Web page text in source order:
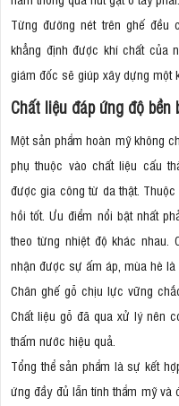
Từng đường nét trên ghế đều
khẳng định được khí chất của
giám đốc sẽ giúp xây dựng một
Chất liệu đáp ứng độ bền
Một sản phẩm hoàn mỹ không
phụ thuộc vào chất liệu cấu
được gia công từ da thật.
hồi tốt. Ưu điểm nổi bật nhất
theo từng nhiệt độ khác nhau.
nhận được sự ấm áp, mùa hè là
Chân ghế gỗ chịu lực vững
Chất liệu gỗ đã qua xử lý nên
thấm nước hiệu quả.
Tổng thể sản phẩm là sự kết
ứng đầy đủ lẫn tính thẩm mỹ